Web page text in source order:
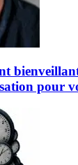
pour